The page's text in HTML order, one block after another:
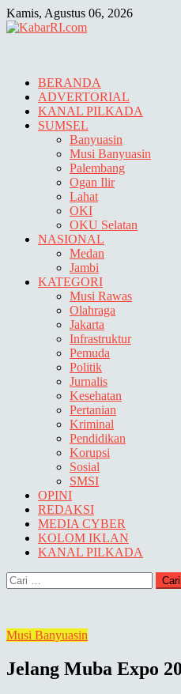
Skip
to
Kamis, Agustus 06, 2026
BERANDA
ADVERTORIAL
KANAL PILKADA
SUMSEL
Banyuasin
Musi Banyuasin
Palembang
Ogan Ilir
Lahat
OKI
OKU Selatan
NASIONAL
Medan
Jambi
KATEGORI
Musi Rawas
Olahraga
Jakarta
Infrastruktur
Pemuda
Politik
Jurnalis
Kesehatan
Pertanian
Kriminal
Pendidikan
Korupsi
Sosial
SMSI
OPINI
REDAKSI
MEDIA CYBER
KOLOM IKLAN
KANAL PILKADA
Cari
untuk:
Musi Banyuasin
Jelang Muba Expo